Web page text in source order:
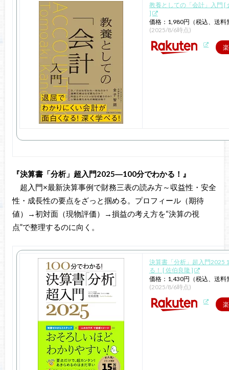
教養としての「会計」入門 [
]
価格：1,980円（税込、送料
(2025/8/6時点)
『決算書「分析」超入門2025―100分でわかる！』
超入門×最新決算事例で財務三表の読み方～収益性・安全
性・成長性の要点をざっと掴める。プロフィール（期待
値）→初対面（現物評価）→損益の考え方を“決算の視
点”で整理するのに向く。
決算書「分析」超入門2025
る！ [ 佐伯良隆 ]
価格：1,430円（税込、送料
(2025/8/6時点)